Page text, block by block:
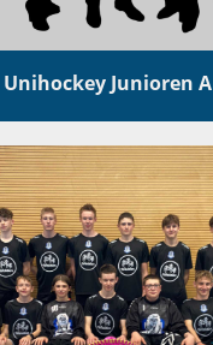
Unihockey Junioren A